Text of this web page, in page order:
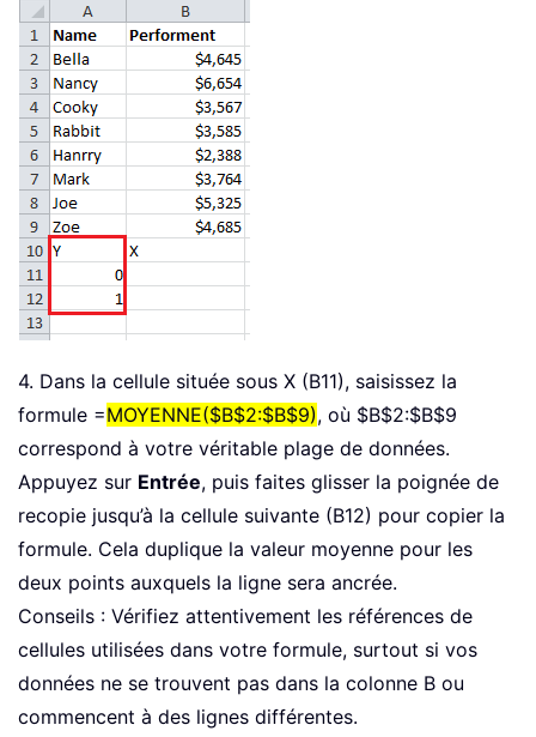
4. Dans la cellule située sous X (B11), saisissez la
formule =MOYENNE($B$2:$B$9), où $B$2:$B$9
correspond à votre véritable plage de données.
Appuyez sur Entrée, puis faites glisser la poignée de
recopie jusqu’à la cellule suivante (B12) pour copier la
formule. Cela duplique la valeur moyenne pour les
deux points auxquels la ligne sera ancrée.
Conseils : Vérifiez attentivement les références de
cellules utilisées dans votre formule, surtout si vos
données ne se trouvent pas dans la colonne B ou
commencent à des lignes différentes.